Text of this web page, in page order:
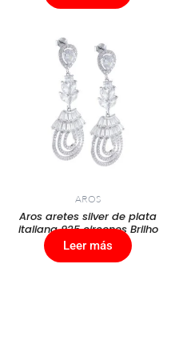
AROS
Aros aretes silver de plata
italiana 925 circones Brilho
Leer más